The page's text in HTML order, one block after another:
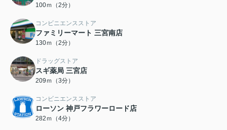
100ｍ（2分）
コンビニエンスストア
ファミリーマート 三宮南店
130ｍ（2分）
ドラッグストア
スギ薬局 三宮店
209ｍ（3分）
コンビニエンスストア
ローソン 神戸フラワーロード店
282ｍ（4分）